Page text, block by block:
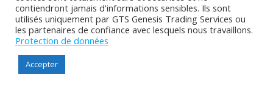
guide
contiendront jamais d'informations sensibles. Ils sont
utilisés uniquement par GTS Genesis Trading Services ou
les partenaires de confiance avec lesquels nous travaillons.
Protection de données
Accepter